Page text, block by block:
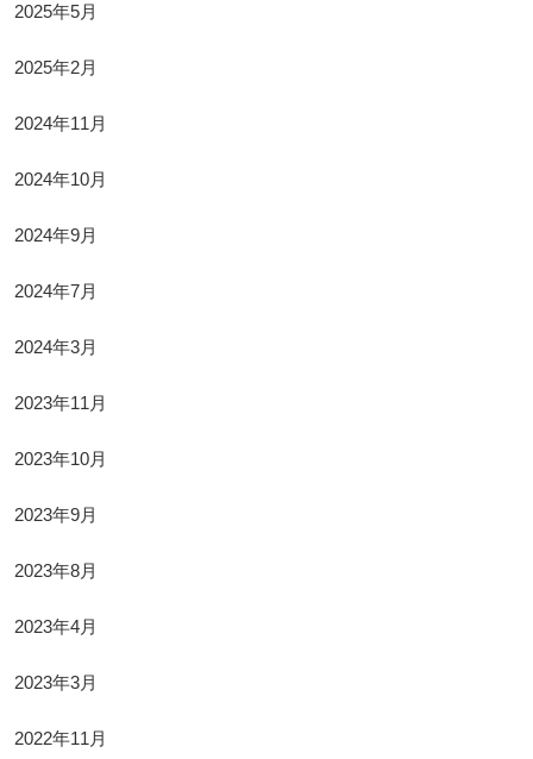
2025年5月
2025年2月
2024年11月
2024年10月
2024年9月
2024年7月
2024年3月
2023年11月
2023年10月
2023年9月
2023年8月
2023年4月
2023年3月
2022年11月